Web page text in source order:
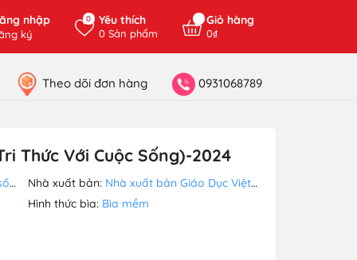
nhập
ký
0 Yêu thích
0Sản phẩm
Giỏ hàng
0₫
Theo dõi đơn hàng 0931068789
Thức Với Cuộc Sống)-2024
Nhà xuất bản: Nhà xuất bản Giáo Dục Việt Nam
Hình thức bìa: Bìa mềm